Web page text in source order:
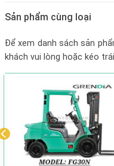
Sản phẩm cùng loại
Để xem danh sách sản
khách vui lòng hoặc kéo